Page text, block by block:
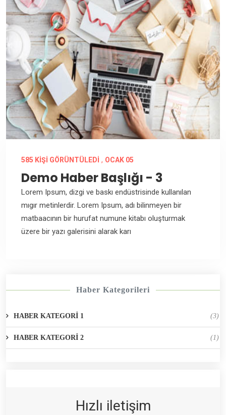
585 KIŞI GÖRÜNTÜLEDI , OCAK 05
Demo Haber Başlığı - 3
Lorem Ipsum, dizgi ve baskı endüstrisinde kullanılan
mıgır metinlerdir. Lorem Ipsum, adı bilinmeyen bir
matbaacının bir hurufat numune kitabı oluşturmak
üzere bir yazı galerisini alarak karı
Haber Kategorileri
HABER KATEGORİ 1 (3)
HABER KATEGORİ 2 (1)
Hızlı iletişim